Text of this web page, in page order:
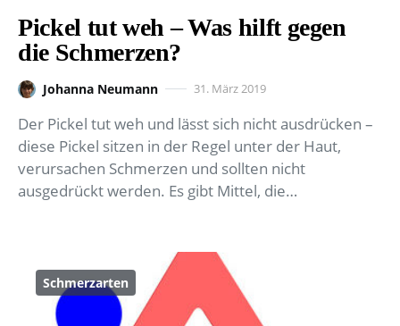
Pickel tut weh – Was hilft gegen
die Schmerzen?
Johanna Neumann 31. März 2019
Der Pickel tut weh und lässt sich nicht ausdrücken –
diese Pickel sitzen in der Regel unter der Haut,
verursachen Schmerzen und sollten nicht
ausgedrückt werden. Es gibt Mittel, die…
Schmerzarten